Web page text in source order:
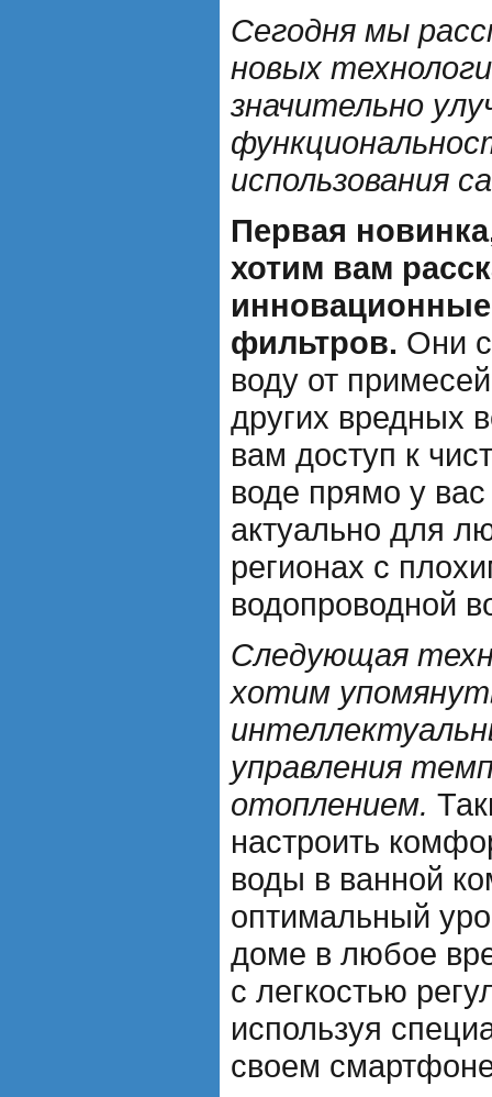
Сегодня мы
новых
значительно
использования
Первая
хотим вам
фильтров. Они
воду от
других вредных
вам доступ к
воде прямо у
актуально для
регионах с
водопроводной
Следующая
хотим
управления
отоплением.
настроить
воды в ванной
оптимальный
доме в любое
с легкостью
используя
своем